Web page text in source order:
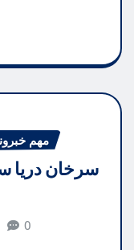
مهم
سرخان دریا
0